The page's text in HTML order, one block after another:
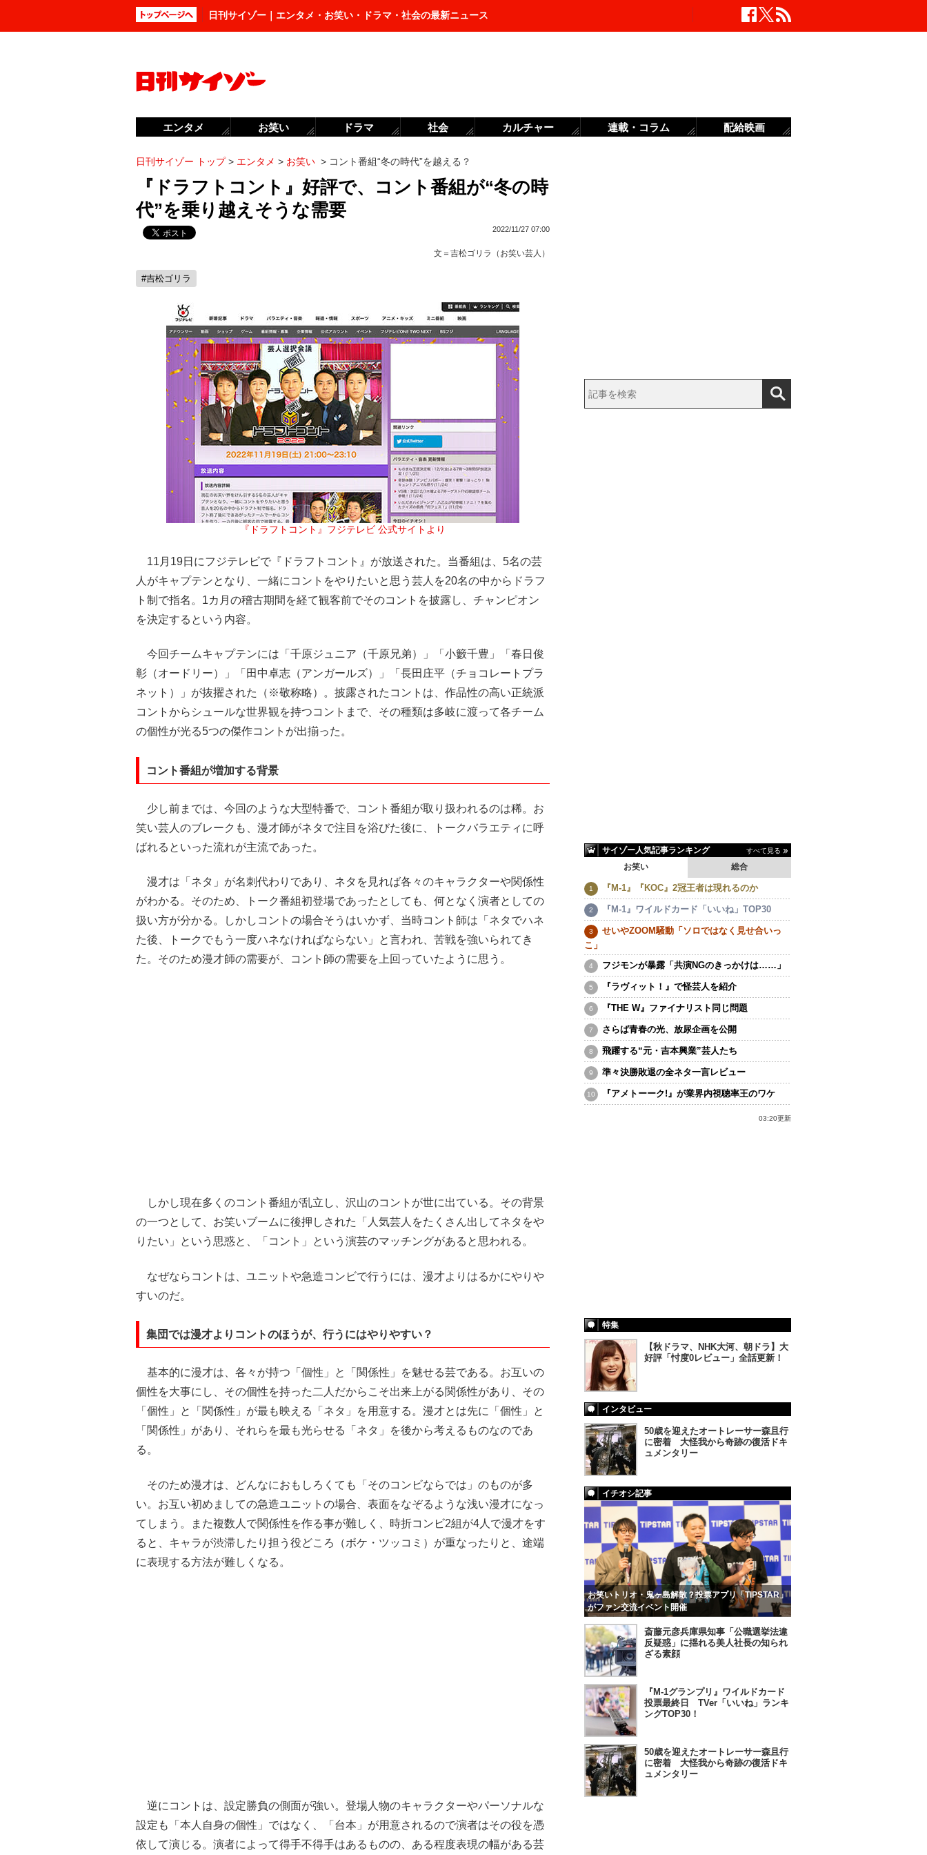
日刊サイゾー｜エンタメ・お笑い・ドラマ・社会の最新ニュース
日刊サイゾー トップ> エンタメ > お笑い > コント番組“冬の時代”を越える？
『ドラフトコント』好評で、コント番組が“冬の時
代”を乗り越えそうな需要
2022/11/27 07:00
文＝ 吉松ゴリラ（お笑い芸人）
#吉松ゴリラ
『ドラフトコント』フジテレビ 公式サイトより
11月19日にフジテレビで『ドラフトコント』が放送された。当番組は、5名の芸
人がキャプテンとなり、一緒にコントをやりたいと思う芸人を20名の中からドラフ
ト制で指名。1カ月の稽古期間を経て観客前でそのコントを披露し、チャンピオン
を決定するという内容。
今回チームキャプテンには「千原ジュニア（千原兄弟）」「小籔千豊」「春日俊
彰（オードリー）」「田中卓志（アンガールズ）」「長田庄平（チョコレートプラ
ネット）」が抜擢された（※敬称略）。披露されたコントは、作品性の高い正統派
コントからシュールな世界観を持つコントまで、その種類は多岐に渡って各チーム
の個性が光る5つの傑作コントが出揃った。
コント番組が増加する背景
少し前までは、今回のような大型特番で、コント番組が取り扱われるのは稀。お
笑い芸人のブレークも、漫才師がネタで注目を浴びた後に、トークバラエティに呼
ばれるといった流れが主流であった。
漫才は「ネタ」が名刺代わりであり、ネタを見れば各々のキャラクターや関係性
がわかる。そのため、トーク番組初登場であったとしても、何となく演者としての
扱い方が分かる。しかしコントの場合そうはいかず、当時コント師は「ネタでハネ
た後、トークでもう一度ハネなければならない」と言われ、苦戦を強いられてき
た。そのため漫才師の需要が、コント師の需要を上回っていたように思う。
しかし現在多くのコント番組が乱立し、沢山のコントが世に出ている。その背景
の一つとして、お笑いブームに後押しされた「人気芸人をたくさん出してネタをや
りたい」という思惑と、「コント」という演芸のマッチングがあると思われる。
なぜならコントは、ユニットや急造コンビで行うには、漫才よりはるかにやりや
すいのだ。
集団では漫才よりコントのほうが、行うにはやりやすい？
基本的に漫才は、各々が持つ「個性」と「関係性」を魅せる芸である。お互いの
個性を大事にし、その個性を持った二人だからこそ出来上がる関係性があり、その
「個性」と「関係性」が最も映える「ネタ」を用意する。漫才とは先に「個性」と
「関係性」があり、それらを最も光らせる「ネタ」を後から考えるものなのであ
る。
そのため漫才は、どんなにおもしろくても「そのコンビならでは」のものが多
い。お互い初めましての急造ユニットの場合、表面をなぞるような浅い漫才になっ
てしまう。また複数人で関係性を作る事が難しく、時折コンビ2組が4人で漫才をす
ると、キャラが渋滞したり担う役どころ（ボケ・ツッコミ）が重なったりと、途端
に表現する方法が難しくなる。
逆にコントは、設定勝負の側面が強い。登場人物のキャラクターやパーソナルな
設定も「本人自身の個性」ではなく、「台本」が用意されるので演者はその役を憑
依して演じる。演者によって得手不得手はあるものの、ある程度表現の幅がある芸
サイゾー人気記事ランキング すべて見る
お笑い 総合
『M-1』『KOC』2冠王者は現れるのか
『M-1』ワイルドカード「いいね」TOP30
せいやZOOM騒動「ソロではなく見せ合いっ
こ」
フジモンが暴露「共演NGのきっかけは……」
『ラヴィット！』で怪芸人を紹介
『THE W』ファイナリスト同じ問題
さらば青春の光、放尿企画を公開
飛躍する“元・吉本興業”芸人たち
準々決勝敗退の全ネタ一言レビュー
『アメトーーク!』が業界内視聴率王のワケ
03:20更新
特集
【秋ドラマ、NHK大河、朝ドラ】大
好評「忖度0レビュー」全話更新！
インタビュー
50歳を迎えたオートレーサー森且行
に密着 大怪我から奇跡の復活ドキ
ュメンタリー
イチオシ記事
お笑いトリオ・鬼ヶ島解散？投票アプリ「TIPSTAR」
がファン交流イベント開催
斎藤元彦兵庫県知事「公職選挙法違
反疑惑」に揺れる美人社長の知られ
ざる素顔
『M-1グランプリ』ワイルドカード
投票最終日 TVer「いいね」ランキ
ングTOP30！
50歳を迎えたオートレーサー森且行
に密着 大怪我から奇跡の復活ドキ
ュメンタリー
エンタメ お笑い ドラマ 社会 カルチャー 連載・コラム 配給映画